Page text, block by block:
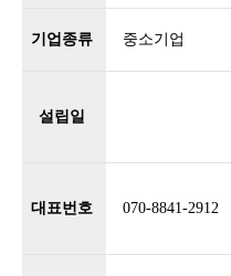
기업종류 중소기업
설립일
대표번호 070-8841-2912